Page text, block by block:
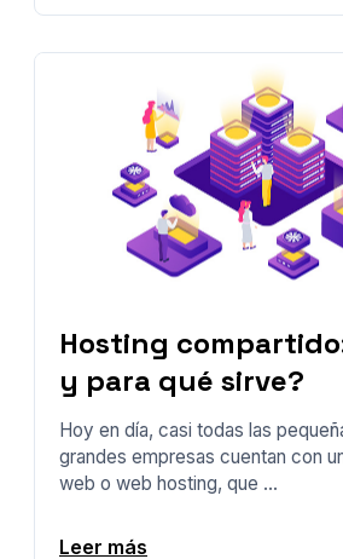
Hosting
y para qué sirve?
Hoy en día, casi todas las
grandes empresas cuentan con
web o web hosting, que ...
Leer más